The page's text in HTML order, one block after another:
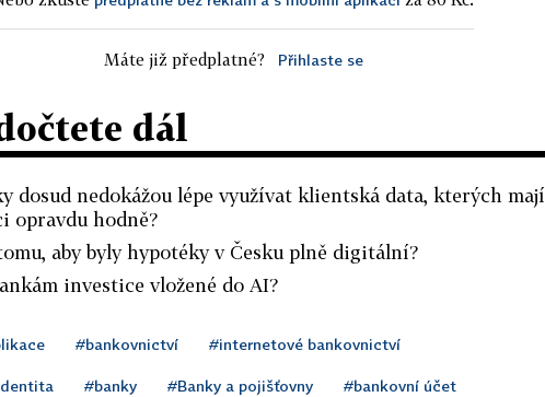
Máte již předplatné? Přihlaste se
dál
dosud nedokážou lépe využívat klientská data, kterých mají
opravdu hodně?
aby byly hypotéky v Česku plně digitální?
investice vložené do AI?
#bankovnictví #internetové bankovnictví
#banky #Banky a pojišťovny #bankovní účet